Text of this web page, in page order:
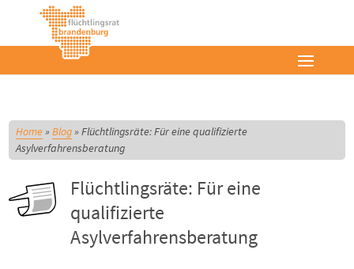
Home»Blog»Flüchtlingsräte: Für eine qualifizierte
Asylverfahrensberatung
Flüchtlingsräte: Für eine
qualifizierte
Asylverfahrensberatung